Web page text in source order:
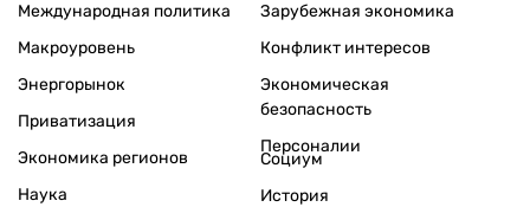
Международная политика
Макроуровень
Энергорынок
Приватизация
Экономика регионов
Зарубежная экономика
Конфликт интересов
Экономическая
безопасность
Персоналии
Наука
Социум
История